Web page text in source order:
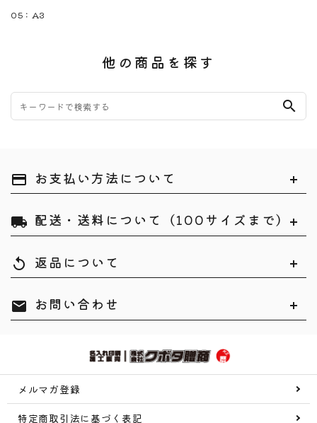
05：A3
他の商品を探す
search
payment お支払い方法について
local_shipping 配送・送料について（100サイズまで）
replay 返品について
mail お問い合わせ
メルマガ登録
特定商取引法に基づく表記